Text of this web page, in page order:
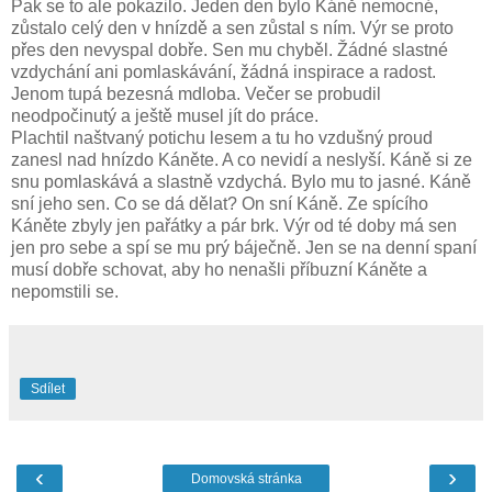
Pak se to ale pokazilo. Jeden den bylo Káně nemocné,
zůstalo celý den v hnízdě a sen zůstal s ním. Výr se proto
přes den nevyspal dobře. Sen mu chyběl. Žádné slastné
vzdychání ani pomlaskávání, žádná inspirace a radost.
Jenom tupá bezesná mdloba. Večer se probudil
neodpočinutý a ještě musel jít do práce.
Plachtil naštvaný potichu lesem a tu ho vzdušný proud
zanesl nad hnízdo Káněte. A co nevidí a neslyší. Káně si ze
snu pomlaskává a slastně vzdychá. Bylo mu to jasné. Káně
sní jeho sen. Co se dá dělat? On sní Káně. Ze spícího
Káněte zbyly jen pařátky a pár brk. Výr od té doby má sen
jen pro sebe a spí se mu prý báječně. Jen se na denní spaní
musí dobře schovat, aby ho nenašli příbuzní Káněte a
nepomstili se.
Sdílet
‹ ›
Domovská stránka